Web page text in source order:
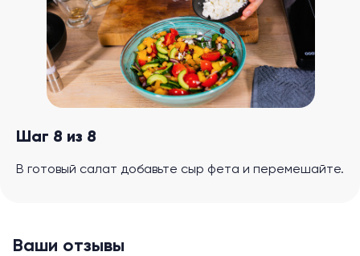
Шаг 8 из 8
В готовый салат добавьте сыр фета и перемешайте.
Ваши отзывы